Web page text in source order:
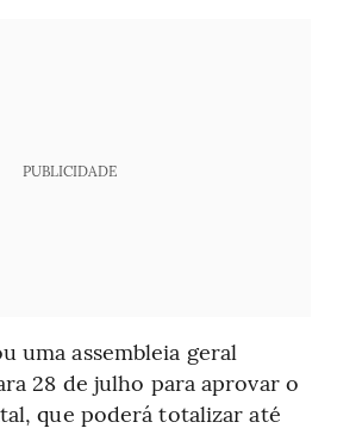
PUBLICIDADE
uma assembleia geral
28 de julho para aprovar o
que poderá totalizar até